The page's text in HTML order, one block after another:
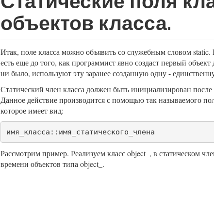
объектов класса.
Итак, поле класса можно объявить со служебным словом
есть еще до того, как программист явно создаст первый
ни было, используют эту заранее созданную одну -
Статический член класса должен быть инициализирован
Данное действие производится с помощью так называемого
которое имеет вид:
имя_класса::имя_статического_члена
Рассмотрим пример. Реализуем класс object_, в статическом
времени объектов типа object_.